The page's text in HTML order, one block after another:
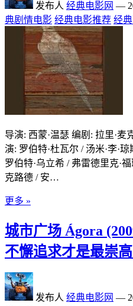
发布人 经典电影网 —
典剧情电影 经典电影推荐 经
导演: 西蒙·温瑟 编剧: 拉里·麦
演: 罗伯特·杜瓦尔 / 汤米·李·
罗伯特·乌立希 / 弗雷德里克·
克路德 / 安…
更多 »
城市广场 Ágora
不懈追求才是最崇
发布人 经典电影网 —